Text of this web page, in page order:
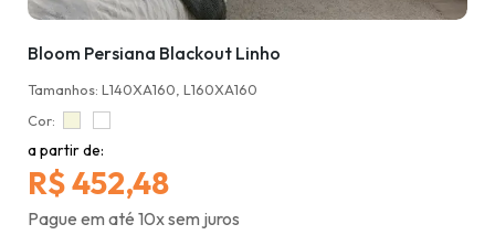
Bloom Persiana Blackout Linho
Tamanhos: L140XA160, L160XA160
Cor:
a partir de:
R$ 452,48
Pague em até 10x sem juros